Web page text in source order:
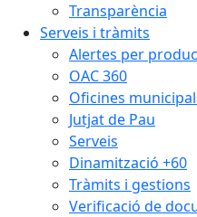
Transparència
Serveis i tràmits
Alertes per
OAC 360
Oficines
Jutjat de Pau
Serveis
Dinamització +60
Tràmits i gestions
Verificació de